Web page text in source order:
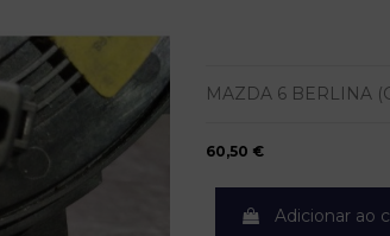
MAZDA 6 BERLINA
60,50 €
Adicionar ao